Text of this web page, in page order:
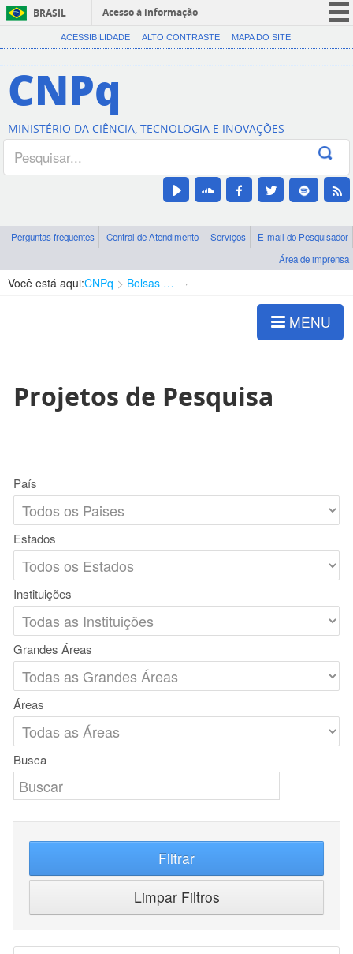
BRASIL
Acesso à informação
CORONAVÍRUS (COVID-19)
Canais
ACESSIBILIDADE ALTO CONTRASTE MAPA DO SITE
CNPq
MINISTÉRIO DA CIÊNCIA, TECNOLOGIA E INOVAÇÕES
Perguntas frequentes Central de Atendimento Serviços
E-mail do Pesquisador
Área de imprensa
Você está aqui:CNPq Bolsas e Auxílios Vigentes
MENU
Projetos de Pesquisa
País
Estados
Instituições
Grandes Áreas
Áreas
Busca
Filtrar
Limpar Filtros